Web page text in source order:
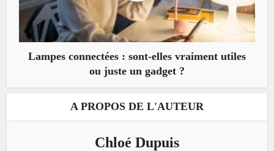
Lampes connectées : sont-elles vraiment utiles
ou juste un gadget ?
A PROPOS DE L'AUTEUR
Chloé Dupuis